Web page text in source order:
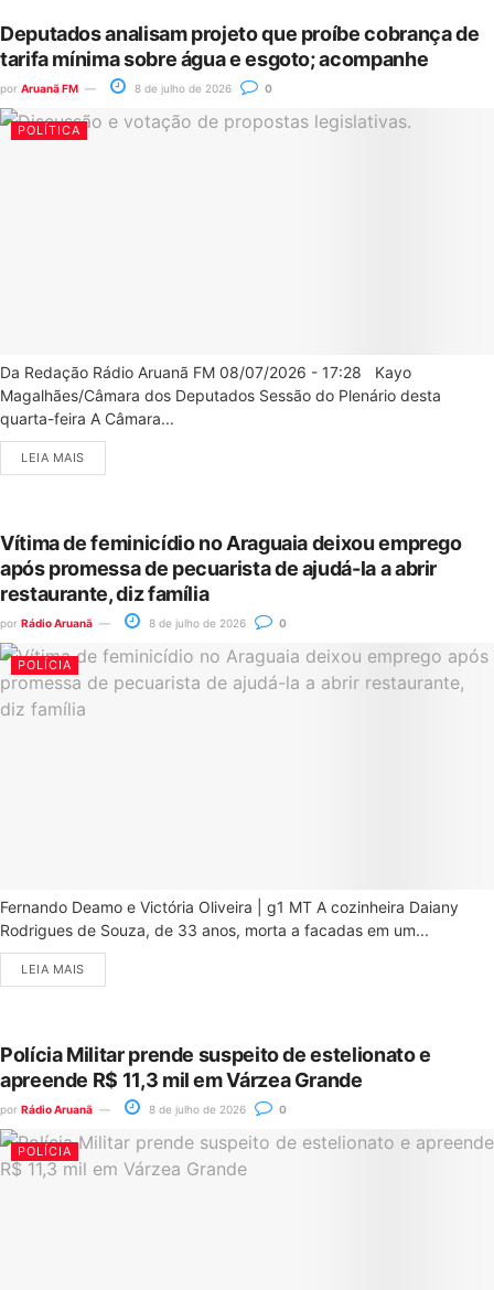
Deputados analisam projeto que proíbe cobrança de
tarifa mínima sobre água e esgoto; acompanhe
por Aruanã FM 8 de julho de 2026 0
POLÍTICA
Da Redação Rádio Aruanã FM 08/07/2026 - 17:28 Kayo
Magalhães/Câmara dos Deputados Sessão do Plenário desta
quarta-feira A Câmara...
LEIA MAIS
Vítima de feminicídio no Araguaia deixou emprego
após promessa de pecuarista de ajudá-la a abrir
restaurante, diz família
por Rádio Aruanã 8 de julho de 2026 0
POLÍCIA
Fernando Deamo e Victória Oliveira | g1 MT A cozinheira Daiany
Rodrigues de Souza, de 33 anos, morta a facadas em um...
LEIA MAIS
Polícia Militar prende suspeito de estelionato e
apreende R$ 11,3 mil em Várzea Grande
por Rádio Aruanã 8 de julho de 2026 0
POLÍCIA